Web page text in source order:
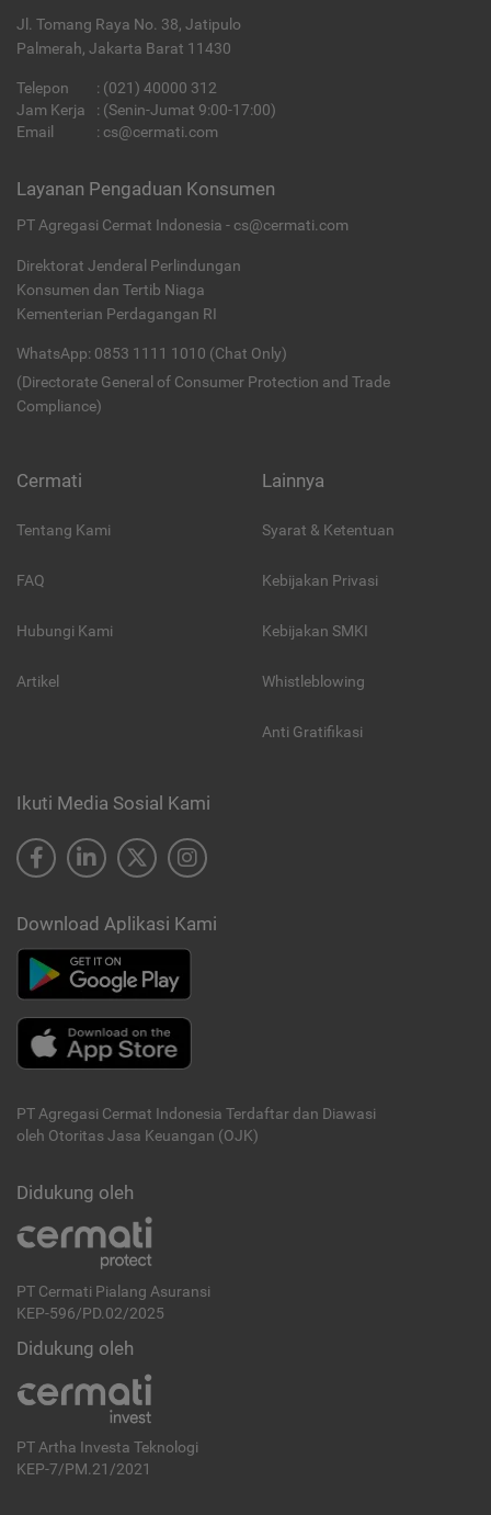
Jl. Tomang Raya No. 38, Jatipulo
Palmerah, Jakarta Barat 11430
Telepon : (021) 40000 312
Jam Kerja
: (Senin-Jumat 9:00-17:00)
Email
: cs@cermati.com
Layanan Pengaduan Konsumen
PT Agregasi Cermat Indonesia - cs@cermati.com
Direktorat Jenderal Perlindungan
Konsumen dan Tertib Niaga
Kementerian Perdagangan RI
WhatsApp: 0853 1111 1010 (Chat Only)
(Directorate General of Consumer Protection and Trade
Compliance)
Cermati
Tentang Kami
FAQ
Hubungi Kami
Artikel
Lainnya
Syarat & Ketentuan
Kebijakan Privasi
Kebijakan SMKI
Whistleblowing
Anti Gratifikasi
Ikuti Media Sosial Kami
Download Aplikasi Kami
PT Agregasi Cermat Indonesia Terdaftar dan Diawasi
oleh Otoritas Jasa Keuangan (OJK)
Didukung oleh
PT Cermati Pialang Asuransi
KEP-596/PD.02/2025
Didukung oleh
PT Artha Investa Teknologi
KEP-7/PM.21/2021